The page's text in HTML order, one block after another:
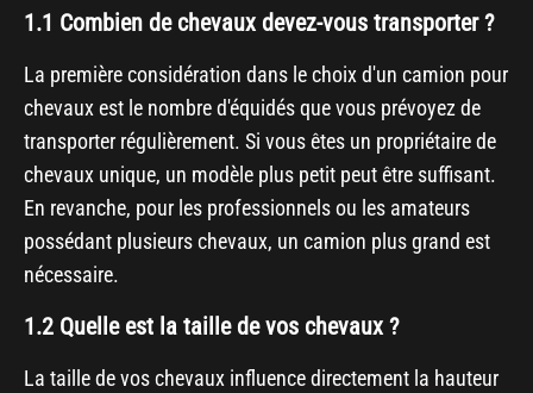
1.1 Combien de chevaux devez-vous transporter ?
La première considération dans le choix d'un camion pour
chevaux est le nombre d'équidés que vous prévoyez de
transporter régulièrement. Si vous êtes un propriétaire de
chevaux unique, un modèle plus petit peut être suffisant.
En revanche, pour les professionnels ou les amateurs
possédant plusieurs chevaux, un camion plus grand est
nécessaire.
1.2 Quelle est la taille de vos chevaux ?
La taille de vos chevaux influence directement la hauteur